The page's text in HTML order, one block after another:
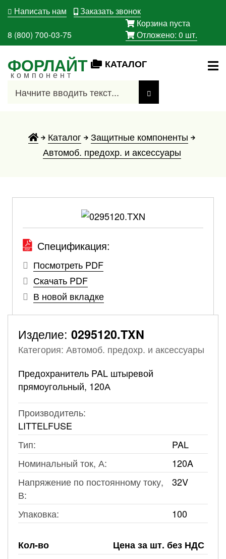
Написать нам Заказать звонок
8 (800) 700-03-75
Корзина пуста
Отложено: 0 шт.
ФОРЛАЙТ
компонент
КАТАЛОГ
Каталог
Защитные компоненты
Автомоб. предохр. и аксессуары
Спецификация:
Посмотреть PDF
Скачать PDF
В новой вкладке
Изделие: 0295120.TXN
Категория: Автомоб. предохр. и аксессуары
Предохранитель PAL штыревой
прямоугольный, 120А
Производитель:
LITTELFUSE
Тип:
PAL
Номинальный ток, А:
120A
Напряжение по постоянному току,
В:
32V
Упаковка: 100
Кол-во
Цена за шт. без НДС